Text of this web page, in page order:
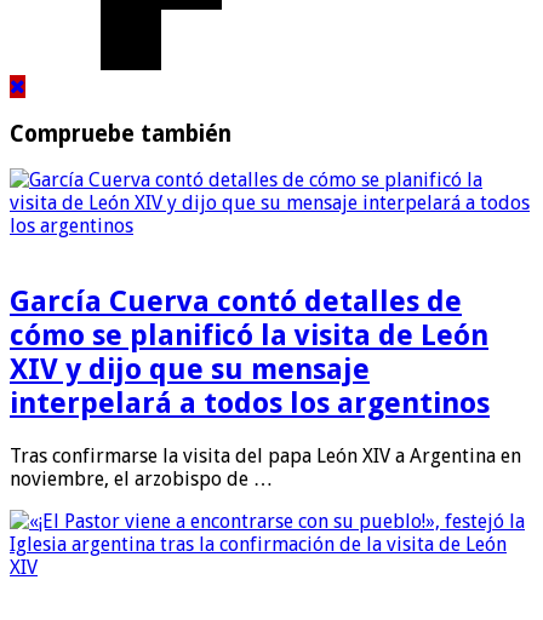
Compruebe también
García Cuerva contó detalles de
cómo se planificó la visita de León
XIV y dijo que su mensaje
interpelará a todos los argentinos
Tras confirmarse la visita del papa León XIV a Argentina en
noviembre, el arzobispo de …